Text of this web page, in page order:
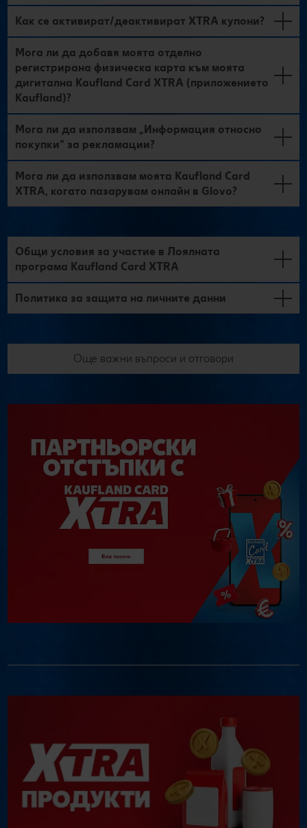
Как се активират/деактивират XTRA купони?
Мога ли да добавя моята отделно
регистрирана физическа карта към моята
дигитална Kaufland Card XTRA (приложението
Kaufland)?
Mога ли да използвам „Информация относно
покупки“ за рекламации?
Мога ли да използвам моята Kaufland Card
XTRA, когато пазарувам онлайн в Glovo?
Общи условия за участие в Лоялната
програма Kaufland Card XTRA
Политика за защита на личните данни
Още важни въпроси и отговори